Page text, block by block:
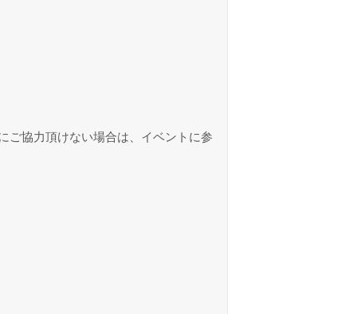
ご協力頂けない場合は、イベントに参